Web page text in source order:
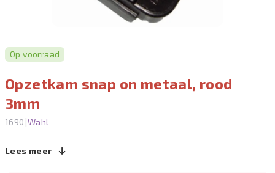
Op voorraad
Opzetkam snap on metaal, rood
3mm
1690 |Wahl
Lees meer